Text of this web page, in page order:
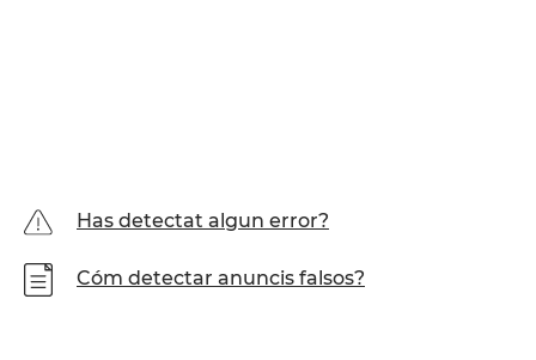
Has detectat algun error?
Cóm detectar anuncis falsos?